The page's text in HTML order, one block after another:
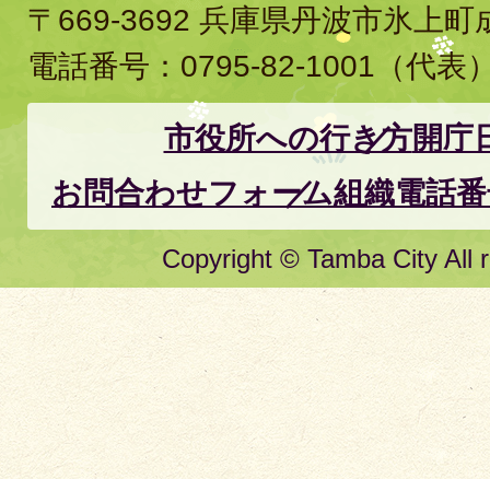
〒669-3692 兵庫県丹波市氷上町
電話番号： 0795-82-1001 （代表
市役所への行き方開庁
お問合わせフォーム組織電話
Copyright © Tamba City All